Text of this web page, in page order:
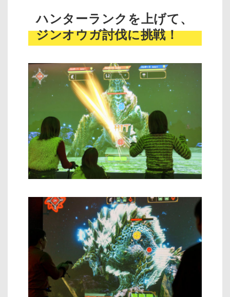
ハンターランクを上げて、
ジンオウガ討伐に挑戦！